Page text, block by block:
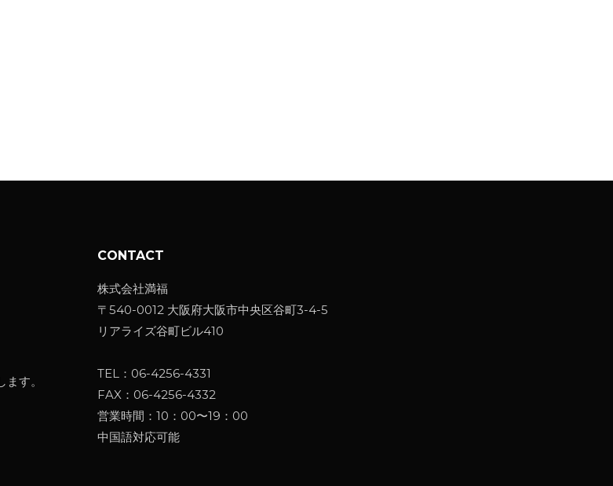
す。
CONTACT
株式会社満福
〒540-0012 大阪府大阪市中央区谷町3-4-5
リアライズ谷町ビル410
TEL： 06-4256-4331
FAX：06-4256-4332
営業時間：10：00〜19：00
中国語対応可能